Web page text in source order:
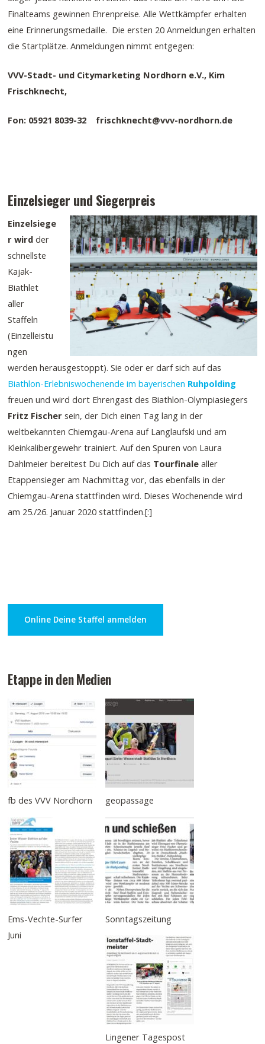
Finalteams gewinnen Ehrenpreise. Alle Wettkämpfer erhalten
eine Erinnerungsmedaille. Die ersten 20 Anmeldungen erhalten
die Startplätze. Anmeldungen nimmt entgegen:
VVV-Stadt- und Citymarketing Nordhorn e.V., Kim
Frischknecht,
Fon: 05921 8039-32 frischknecht@vvv-nordhorn.de
Einzelsieger und Siegerpreis
Einzelsiege
r wird der
schnellste
Kajak-
Biathlet
aller
Staffeln
(Einzelleistu
ngen
werden herausgestoppt). Sie oder er darf sich auf das
Biathlon-Erlebniswochenende im bayerischen Ruhpolding
freuen und wird dort Ehrengast des Biathlon-Olympiasiegers
Fritz Fischer sein, der Dich einen Tag lang in der
weltbekannten Chiemgau-Arena auf Langlaufski und am
Kleinkalibergewehr trainiert. Auf den Spuren von Laura
Dahlmeier bereitest Du Dich auf das Tourfinale aller
Etappensieger am Nachmittag vor, das ebenfalls in der
Chiemgau-Arena stattfinden wird. Dieses Wochenende wird
am 25./26. Januar 2020 stattfinden.[:]
Online Deine Staffel anmelden
Etappe in den Medien
fb des VVV Nordhorn geopassage
Ems-Vechte-Surfer
Juni
Sonntagszeitung
Lingener Tagespost